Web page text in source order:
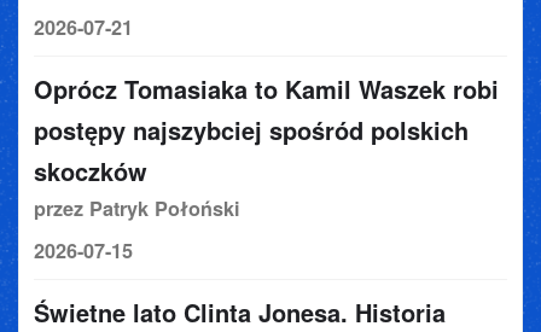
2026-07-21
Oprócz Tomasiaka to Kamil Waszek robi
postępy najszybciej spośród polskich
skoczków
przez Patryk Połoński
2026-07-15
Świetne lato Clinta Jonesa. Historia